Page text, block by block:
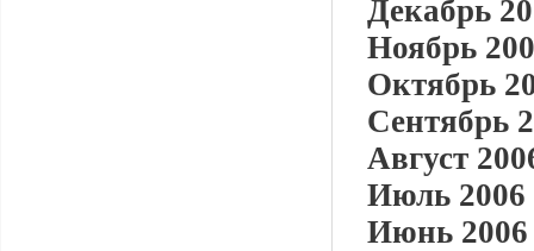
Декабрь
Ноябрь
Октябрь
Сентябрь
Август
Июль 2006
Июнь 2006